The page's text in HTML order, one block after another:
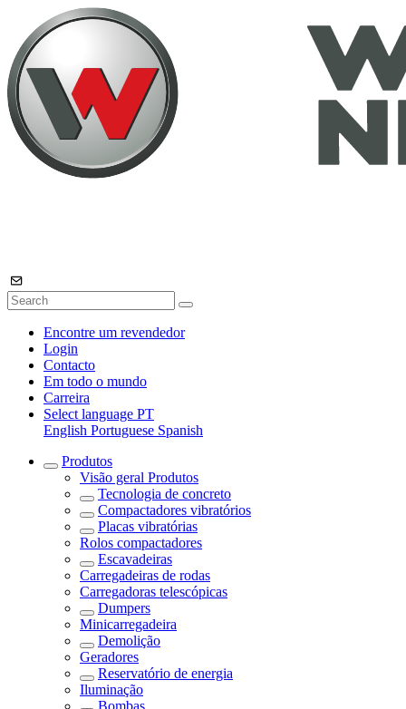
Encontre um revendedor
Login
Contacto
Em todo o mundo
Carreira
Select language PT
English Portuguese Spanish
Produtos
Visão geral Produtos
Tecnologia de concreto
Compactadores vibratórios
Placas vibratórias
Rolos compactadores
Escavadeiras
Carregadeiras de rodas
Carregadoras telescópicas
Dumpers
Minicarregadeira
Demolição
Geradores
Reservatório de energia
Iluminação
Bombas